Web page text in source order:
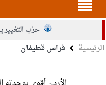
حزب التغيير
الجيش يفتح باب
الرئيسية فراس قطيفان